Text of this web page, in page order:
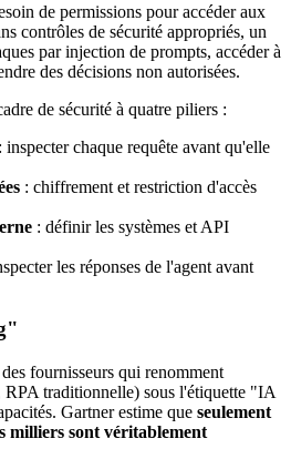
de permissions pour accéder aux
contrôles de sécurité appropriés, un
par injection de prompts, accéder à
des décisions non autorisées.
de sécurité à quatre piliers :
: inspecter chaque requête avant qu'elle
: chiffrement et restriction d'accès
: définir les systèmes et API
les réponses de l'agent avant
fournisseurs qui renomment
RPA traditionnelle) sous l'étiquette "IA
Gartner estime que seulement
milliers sont véritablement